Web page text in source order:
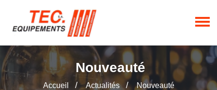
Nouveauté
Accueil Actualités
Nouveauté